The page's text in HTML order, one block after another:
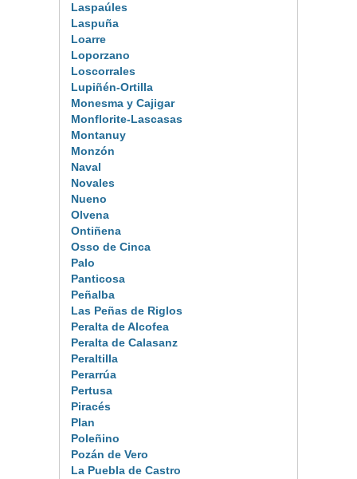
Laspaúles
Laspuña
Loarre
Loporzano
Loscorrales
Lupiñén-Ortilla
Monesma y Cajigar
Monflorite-Lascasas
Montanuy
Monzón
Naval
Novales
Nueno
Olvena
Ontiñena
Osso de Cinca
Palo
Panticosa
Peñalba
Las Peñas de Riglos
Peralta de Alcofea
Peralta de Calasanz
Peraltilla
Perarrúa
Pertusa
Piracés
Plan
Poleñino
Pozán de Vero
La Puebla de Castro